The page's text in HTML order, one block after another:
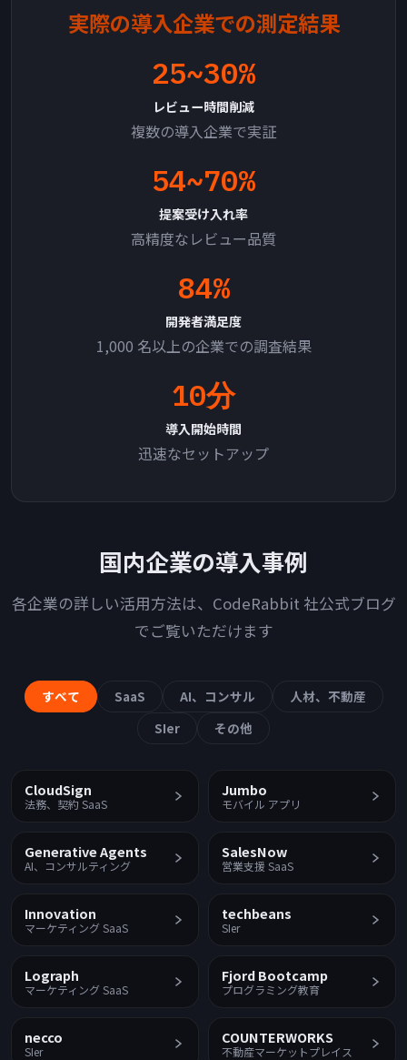
実際の導入企業での測定結果
25~30%
レビュー時間削減
複数の導入企業で実証
54~70%
提案受け入れ率
高精度なレビュー品質
84%
開発者満足度
1,000 名以上の企業での調査結果
10分
導入開始時間
迅速なセットアップ
国内企業の導入事例
各企業の詳しい活用方法は、CodeRabbit 社公式ブログ
でご覧いただけます
すべて SaaS AI、コンサル
人材、不動産
SIer
その他
CloudSign
法務、契約 SaaS
Jumbo
モバイル アプリ
Generative Agents
AI、コンサルティング
SalesNow
営業支援 SaaS
Innovation
マーケティング SaaS
techbeans
SIer
Lograph
マーケティング SaaS
Fjord Bootcamp
プログラミング教育
necco
SIer
COUNTERWORKS
不動産マーケットプレイス